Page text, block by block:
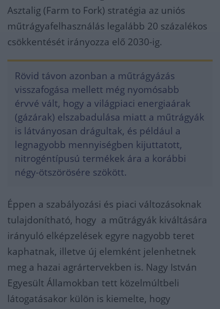
Asztalig (Farm to Fork) stratégia az uniós
műtrágyafelhasználás legalább 20 százalékos
csökkentését irányozza elő 2030-ig.
Rövid távon azonban a műtrágyázás
visszafogása mellett még nyomósabb
érvvé vált, hogy a világpiaci energiaárak
(gázárak) elszabadulása miatt a műtrágyák
is látványosan drágultak, és például a
legnagyobb mennyiségben kijuttatott,
nitrogéntípusú termékek ára a korábbi
négy-ötszörösére szökött.
Éppen a szabályozási és piaci változásoknak
tulajdonítható, hogy a műtrágyák kiváltására
irányuló elképzelések egyre nagyobb teret
kaphatnak, illetve új elemként jelenhetnek
meg a hazai agrártervekben is. Nagy István
Egyesült Államokban tett közelmúltbeli
látogatásakor külön is kiemelte, hogy